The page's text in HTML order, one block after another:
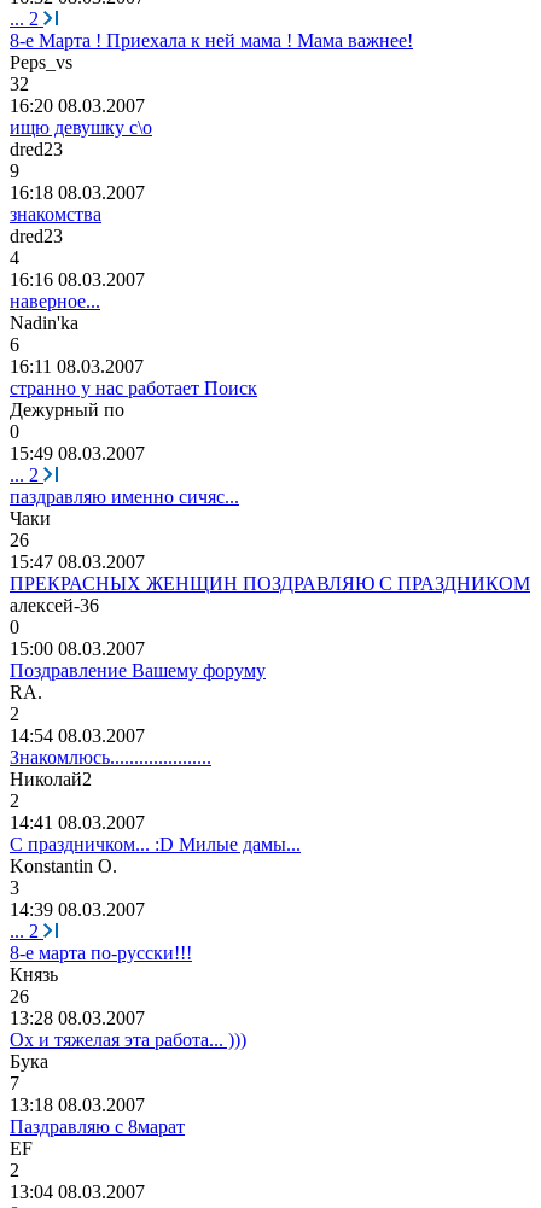
... 2
8-е Марта ! Приехала к ней мама ! Мама важнее!
Peps_vs
32
16:20 08.03.2007
ищю девушку с\о
dred23
9
16:18 08.03.2007
знакомства
dred23
4
16:16 08.03.2007
наверное...
Nadin'ka
6
16:11 08.03.2007
странно у нас работает Поиск
Дежурный по
0
15:49 08.03.2007
... 2
паздравляю именно сичяс...
Чaки
26
15:47 08.03.2007
ПРЕКРАСНЫХ ЖЕНЩИН ПОЗДРАВЛЯЮ С ПРАЗДНИКОМ
алексей-36
0
15:00 08.03.2007
Поздравление Вашему форуму
RA.
2
14:54 08.03.2007
Знакомлюсь.....................
Николай2
2
14:41 08.03.2007
С праздничком... :D Милые дамы...
Konstantin O.
3
14:39 08.03.2007
... 2
8-е марта по-русски!!!
Князь
26
13:28 08.03.2007
Ох и тяжелая эта работа... )))
Букa
7
13:18 08.03.2007
Паздравляю с 8марат
EF
2
13:04 08.03.2007